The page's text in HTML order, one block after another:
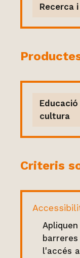
Recerca
cultura
Criteris
l'accés